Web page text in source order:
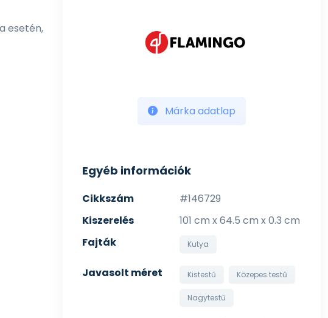
esetén,
Márka adatlap
Egyéb információk
Cikkszám
#146729
Kiszerelés
101 cm x 64.5 cm x 0.3 cm
Fajták
Kutya
Javasolt méret Kistestű Közepes testű
Nagytestű